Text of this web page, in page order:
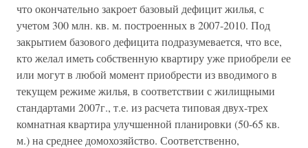
что окончательно закроет базовый дефицит жилья, с
учетом 300 млн. кв. м. построенных в 2007-2010. Под
закрытием базового дефицита подразумевается, что все,
кто желал иметь собственную квартиру уже приобрели ее
или могут в любой момент приобрести из вводимого в
текущем режиме жилья, в соответствии с жилищными
стандартами 2007г., т.е. из расчета типовая двух-трех
комнатная квартира улучшенной планировки (50-65 кв.
м.) на среднее домохозяйство. Соответственно,